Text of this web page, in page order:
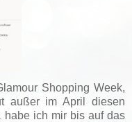
Shopping Week,
außer im April diesen
habe ich mir bis auf das